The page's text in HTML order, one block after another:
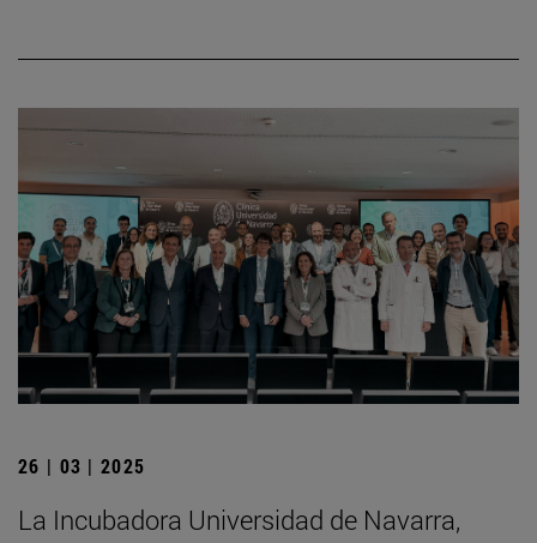
26 | 03 | 2025
La Incubadora Universidad de Navarra,